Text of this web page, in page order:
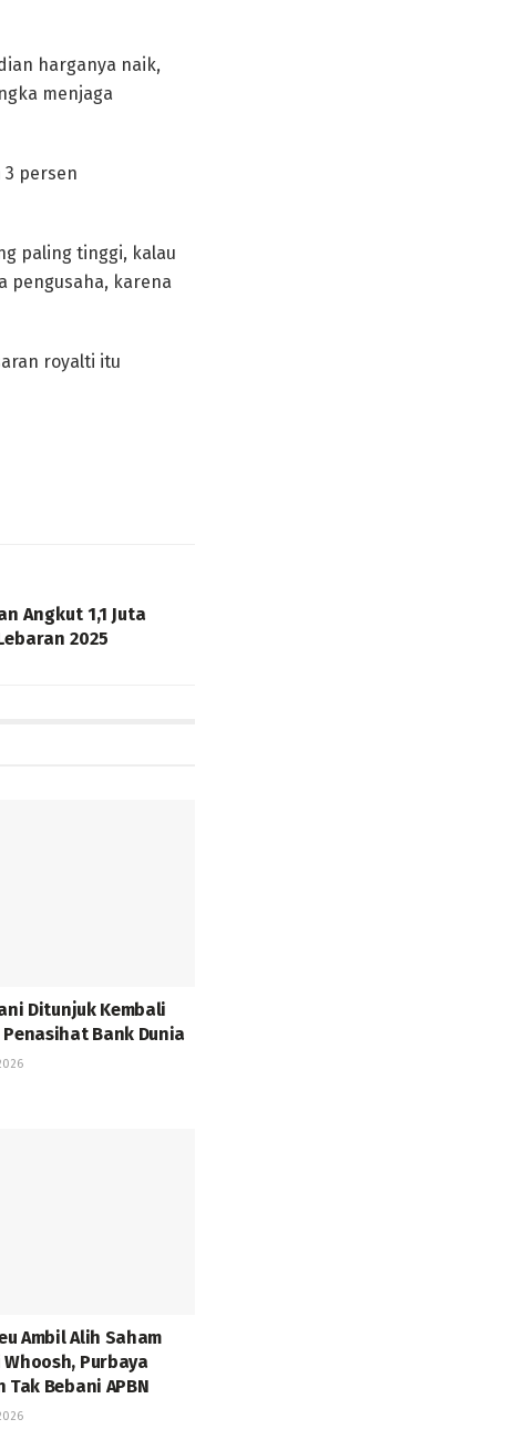
harganya naik,
menjaga
persen
paling tinggi, kalau
pengusaha, karena
royalti itu
Angkut 1,1 Juta
2025
Ditunjuk Kembali
Bank Dunia
Ambil Alih Saham
Whoosh, Purbaya
Tak Bebani APBN